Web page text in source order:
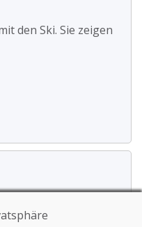
den Ski. Sie zeigen
von 5 Tagen